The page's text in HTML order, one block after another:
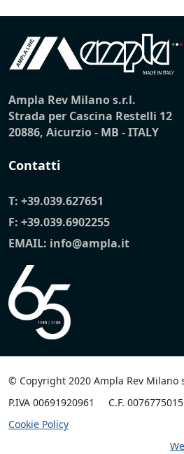
Ampla Rev Milano s.r.l.
Strada per Cascina Restelli 12
20886, Aicurzio - MB - ITALY
Contatti
T: +39.039.627651
F: +39.039.6902255
EMAIL: info@ampla.it
© Copyright 2020 Ampla Rev Milano
P.IVA 00691920961
C.F.
Cookie Policy